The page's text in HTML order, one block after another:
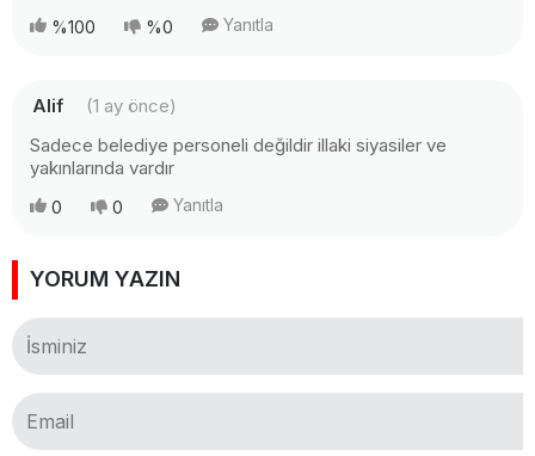
%100 %0 Yanıtla
Alif
(1 ay önce)
Sadece belediye personeli değildir illaki siyasiler ve
yakınlarında vardır
0 0 Yanıtla
YORUM YAZIN